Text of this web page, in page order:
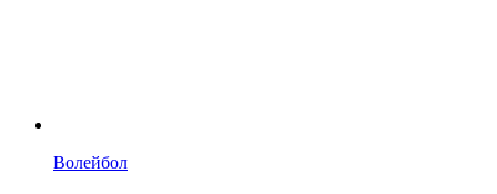
Волейбол